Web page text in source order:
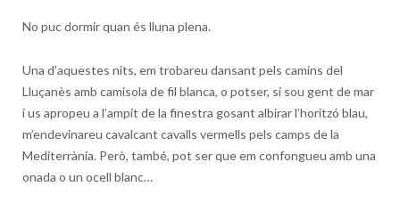
No puc dormir quan és lluna plena.
Una d’aquestes nits, em trobareu dansant pels camins del
Lluçanès amb camisola de fil blanca, o potser, si sou gent de mar
i us apropeu a l’ampit de la finestra gosant albirar l’horitzó blau,
m’endevinareu cavalcant cavalls vermells pels camps de la
Mediterrània. Però, també, pot ser que em confongueu amb una
onada o un ocell blanc…